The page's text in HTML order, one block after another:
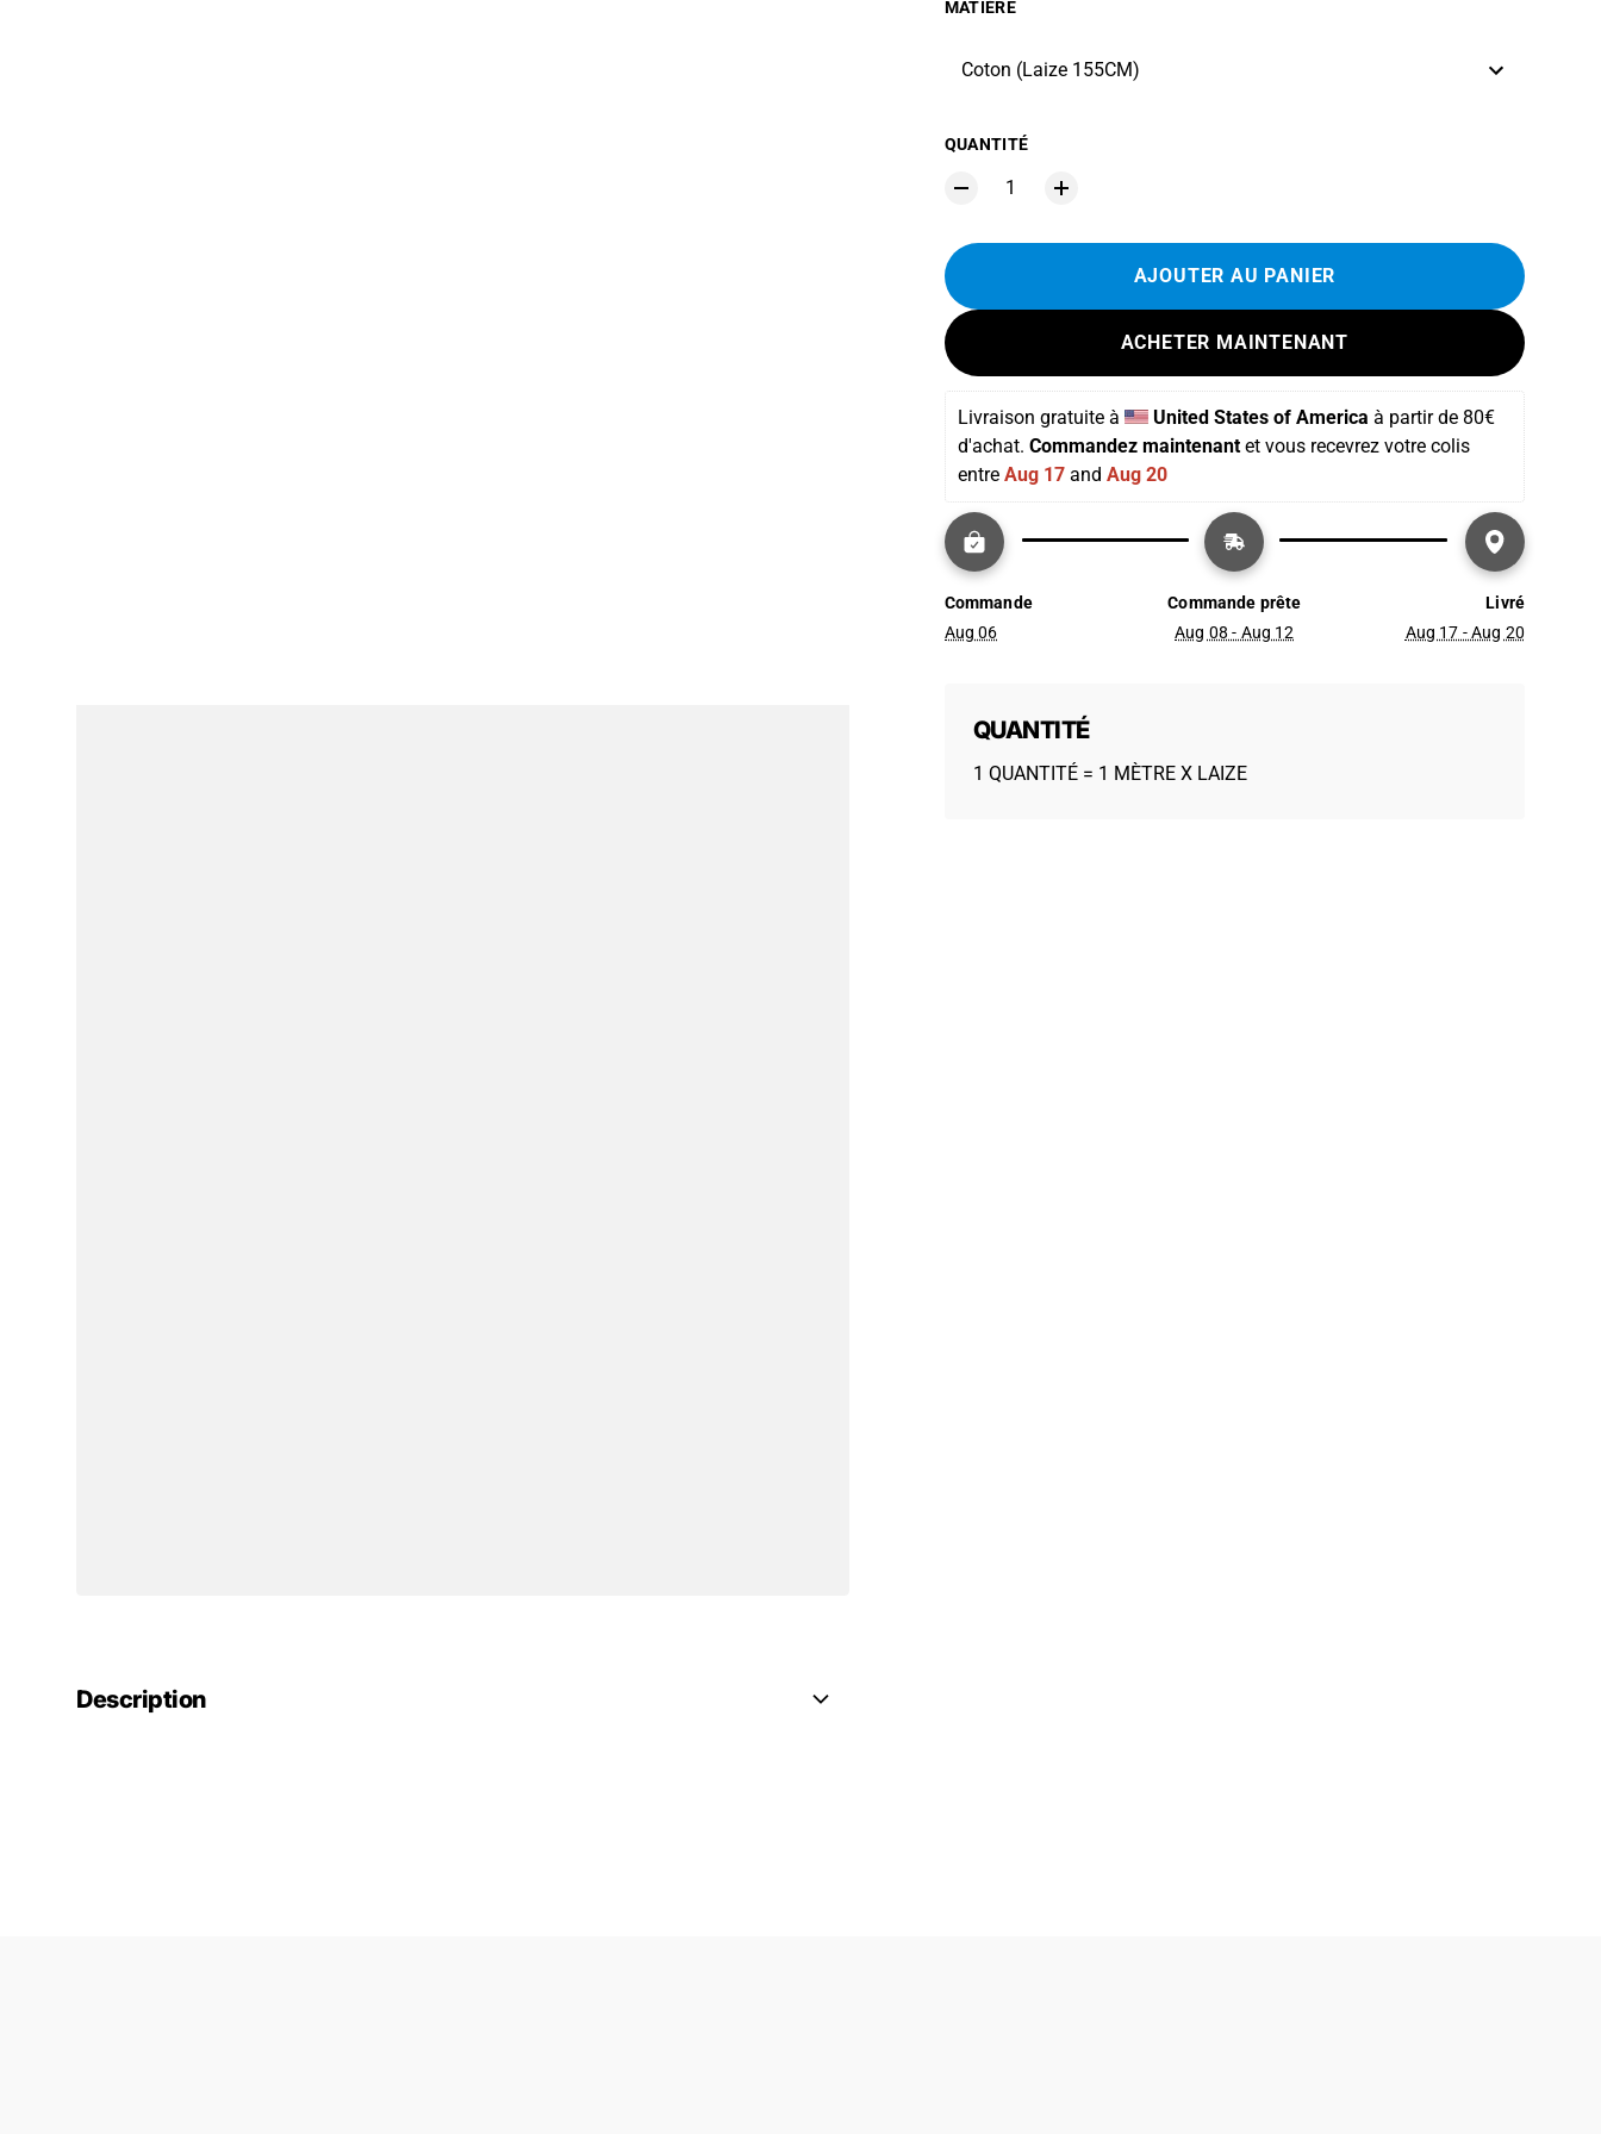
MATIÈRE
Coton (Laize 155CM)
QUANTITÉ
AJOUTER AU PANIER
ACHETER MAINTENANT
Livraison gratuite à United States of America à partir de 80€
d'achat. Commandez maintenant et vous recevrez votre colis
entre Aug 17 and Aug 20
Commande
Aug 06
Commande prête
Aug 08 - Aug 12
Livré
Aug 17 - Aug 20
QUANTITÉ
1 QUANTITÉ = 1 MÈTRE X LAIZE
Description